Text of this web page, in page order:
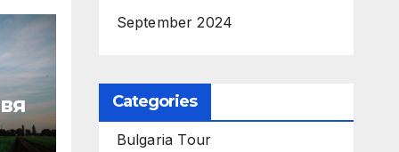
September 2024
Categories
Bulgaria Tour